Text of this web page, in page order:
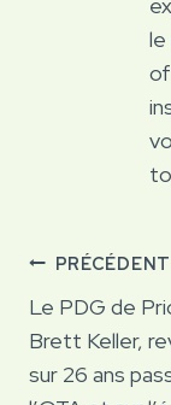
de
l’article
PRÉCÉDENT
Le PDG de
Brett Keller,
sur 26 ans